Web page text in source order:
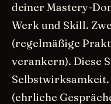
deiner Mastery-
Werk und Skill.
(regelmäßige
verankern). Diese
(ehrliche